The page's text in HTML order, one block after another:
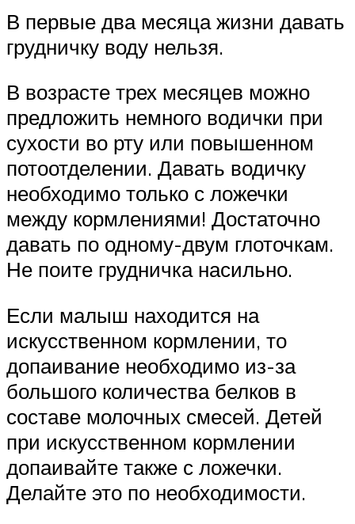
В первые два месяца жизни давать
грудничку воду нельзя.
В возрасте трех месяцев можно
предложить немного водички при
сухости во рту или повышенном
потоотделении. Давать водичку
необходимо только с ложечки
между кормлениями! Достаточно
давать по одному-двум глоточкам.
Не поите грудничка насильно.
Если малыш находится на
искусственном кормлении, то
допаивание необходимо из-за
большого количества белков в
составе молочных смесей. Детей
при искусственном кормлении
допаивайте также с ложечки.
Делайте это по необходимости.